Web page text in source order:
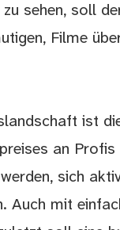
sehen, soll
Filme
ist
an
sich
Auch mit